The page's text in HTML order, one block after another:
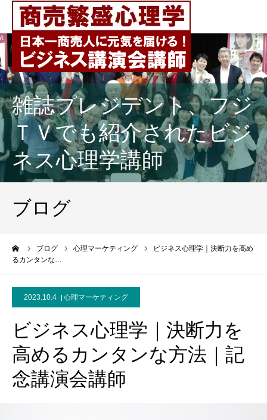
雑誌プレジデント、フジ
ＴＶでも紹介されたビジ
ネス心理学講師
ブログ
ブログ 心理マーケティング
ビジネス心理学｜決断力を高め
るカンタンな…
2023.10.4 心理マーケティング
ビジネス心理学｜決断力を
高めるカンタンな方法｜記
念講演会講師